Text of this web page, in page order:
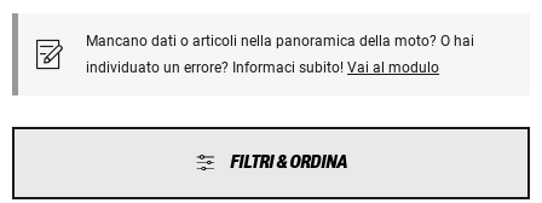
Mancano dati o articoli nella panoramica della moto? O hai
individuato un errore? Informaci subito! Vai al modulo
FILTRI & ORDINA